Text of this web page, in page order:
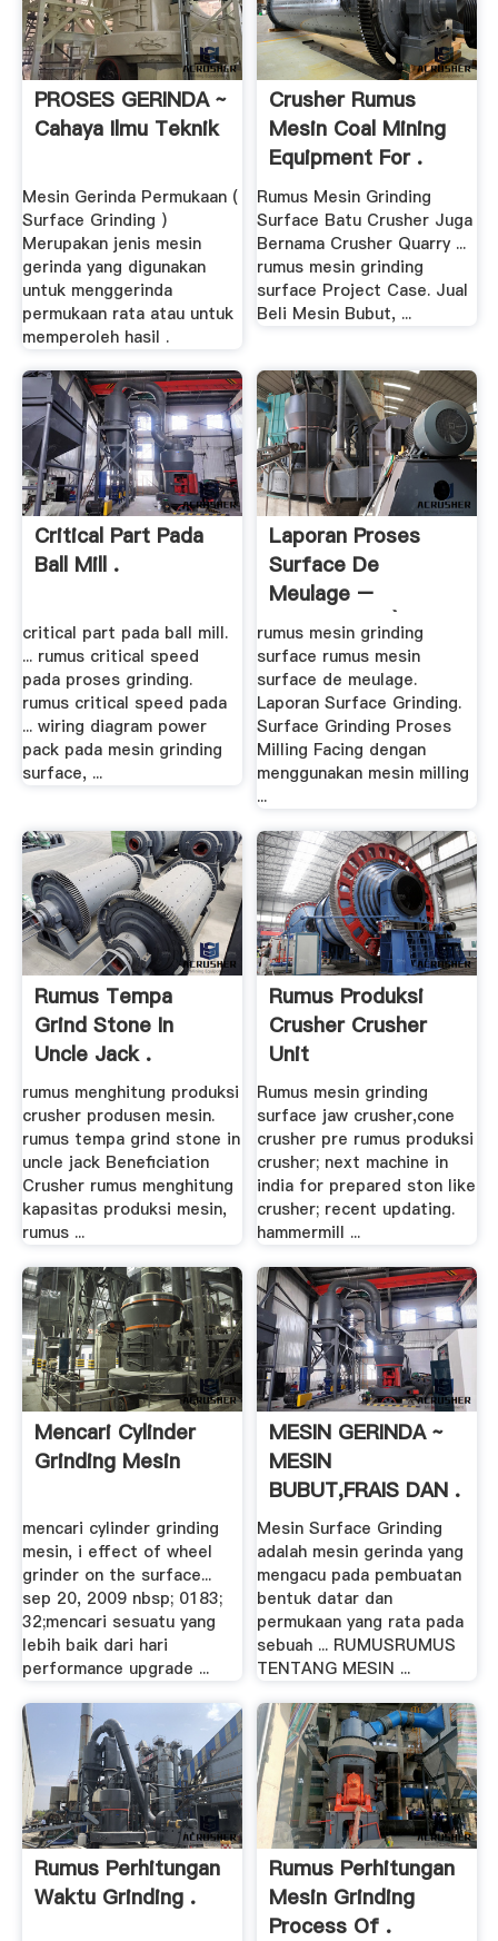
PROSES GERINDA ~
Cahaya Ilmu Teknik
Mesin Gerinda Permukaan (
Surface Grinding )
Merupakan jenis mesin
gerinda yang digunakan
untuk menggerinda
permukaan rata atau untuk
memperoleh hasil .
Crusher Rumus
Mesin Coal Mining
Equipment For .
Rumus Mesin Grinding
Surface Batu Crusher Juga
Bernama Crusher Quarry ...
rumus mesin grinding
surface Project Case. Jual
Beli Mesin Bubut, ...
Critical Part Pada
Ball Mill .
critical part pada ball mill.
... rumus critical speed
pada proses grinding.
rumus critical speed pada
... wiring diagram power
pack pada mesin grinding
surface, ...
Laporan Proses
Surface De
Meulage –
Concasseur À .
rumus mesin grinding
surface rumus mesin
surface de meulage.
Laporan Surface Grinding.
Surface Grinding Proses
Milling Facing dengan
menggunakan mesin milling
...
Rumus Tempa
Grind Stone In
Uncle Jack .
rumus menghitung produksi
crusher produsen mesin.
rumus tempa grind stone in
uncle jack Beneficiation
Crusher rumus menghitung
kapasitas produksi mesin,
rumus ...
Rumus Produksi
Crusher Crusher
Unit
Rumus mesin grinding
surface jaw crusher,cone
crusher pre rumus produksi
crusher; next machine in
india for prepared ston like
crusher; recent updating.
hammermill ...
Mencari Cylinder
Grinding Mesin
mencari cylinder grinding
mesin, i effect of wheel
grinder on the surface...
sep 20, 2009 nbsp; 0183;
32;mencari sesuatu yang
lebih baik dari hari
performance upgrade ...
MESIN GERINDA ~
MESIN
BUBUT,FRAIS DAN .
Mesin Surface Grinding
adalah mesin gerinda yang
mengacu pada pembuatan
bentuk datar dan
permukaan yang rata pada
sebuah ... RUMUSRUMUS
TENTANG MESIN ...
Rumus Perhitungan
Waktu Grinding .
Rumus Perhitungan
Mesin Grinding
Process Of .